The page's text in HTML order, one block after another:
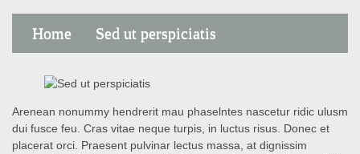
Home Sed ut perspiciatis
Arenean nonummy hendrerit mau phaselntes nascetur ridic ulusm
dui fusce feu. Cras vitae neque turpis, in luctus risus. Donec et
placerat orci. Praesent pulvinar lectus massa, at dignissim